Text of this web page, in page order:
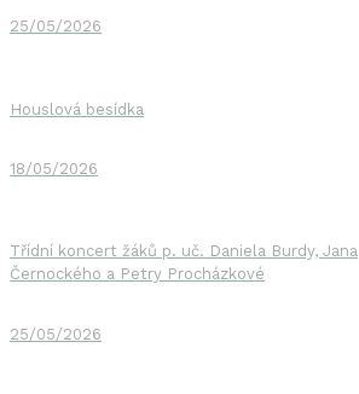
25/05/2026
Houslová besídka
18/05/2026
Třídní koncert žáků p. uč. Daniela Burdy, Jana
Černockého a Petry Procházkové
25/05/2026